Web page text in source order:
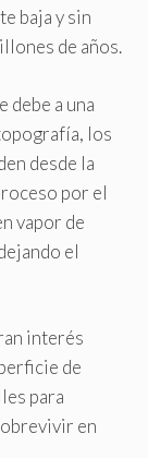
baja y sin
de años.
debe a una
los
desde la
por el
vapor de
el
interés
de
para
en